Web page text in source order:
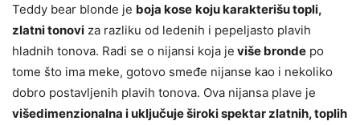
Teddy bear blonde je boja kose koju karakterišu topli,
zlatni tonovi za razliku od ledenih i pepeljasto plavih
hladnih tonova. Radi se o nijansi koja je više bronde po
tome što ima meke, gotovo smeđe nijanse kao i nekoliko
dobro postavljenih plavih tonova. Ova nijansa plave je
višedimenzionalna i uključuje široki spektar zlatnih, toplih